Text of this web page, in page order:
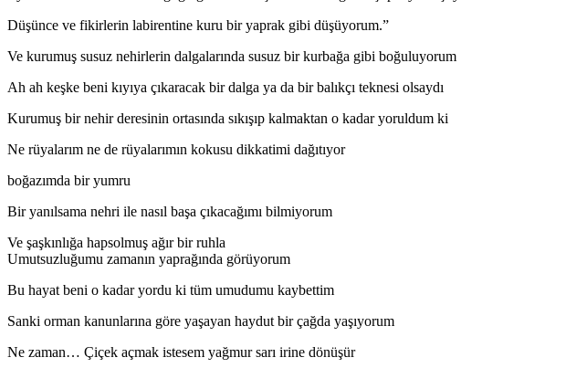
Düşünce ve fikirlerin labirentine kuru bir yaprak gibi düşüyorum.”
Ve kurumuş susuz nehirlerin dalgalarında susuz bir kurbağa gibi boğuluyorum
Ah ah keşke beni kıyıya çıkaracak bir dalga ya da bir balıkçı teknesi olsaydı
Kurumuş bir nehir deresinin ortasında sıkışıp kalmaktan o kadar yoruldum ki
Ne rüyalarım ne de rüyalarımın kokusu dikkatimi dağıtıyor
boğazımda bir yumru
Bir yanılsama nehri ile nasıl başa çıkacağımı bilmiyorum
Ve şaşkınlığa hapsolmuş ağır bir ruhla
Umutsuzluğumu zamanın yaprağında görüyorum
Bu hayat beni o kadar yordu ki tüm umudumu kaybettim
Sanki orman kanunlarına göre yaşayan haydut bir çağda yaşıyorum
Ne zaman… Çiçek açmak istesem yağmur sarı irine dönüşür